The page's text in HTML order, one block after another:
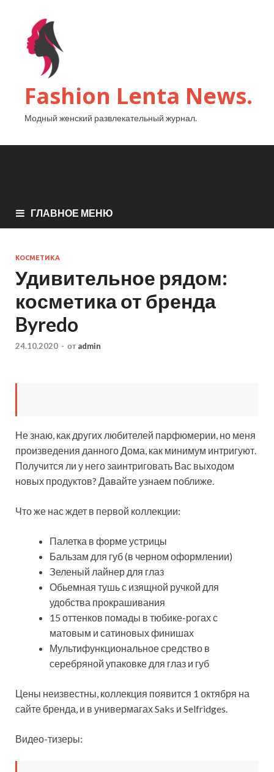
Fashion Lenta News.
Модный женский развлекательный журнал.
ГЛАВНОЕ МЕНЮ
КОСМЕТИКА
Удивительное рядом:
косметика от бренда
Byredo
24.10.2020 - от admin
Не знаю, как других любителей парфюмерии, но меня
произведения данного Дома, как минимум интригуют.
Получится ли у него заинтриговать Вас выходом
новых продуктов? Давайте узнаем поближе.
Что же нас ждет в первой коллекции:
Палетка в форме устрицы
Бальзам для губ (в черном оформлении)
Зеленый лайнер для глаз
Обьемная тушь с изящной ручкой для
удобства прокрашивания
15 оттенков помады в тюбике-рогах с
матовым и сатиновых финишах
Мультифункциональное средство в
серебряной упаковке для глаз и губ
Цены неизвестны, коллекция появится 1 октября на
сайте бренда, и в универмагах Saks и Selfridges.
Видео-тизеры: